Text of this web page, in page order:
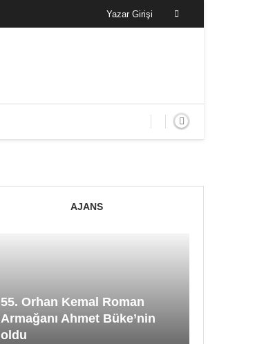
Yazar Girişi
AJANS
55. Orhan Kemal Roman
Armağanı Ahmet Büke’nin
oldu